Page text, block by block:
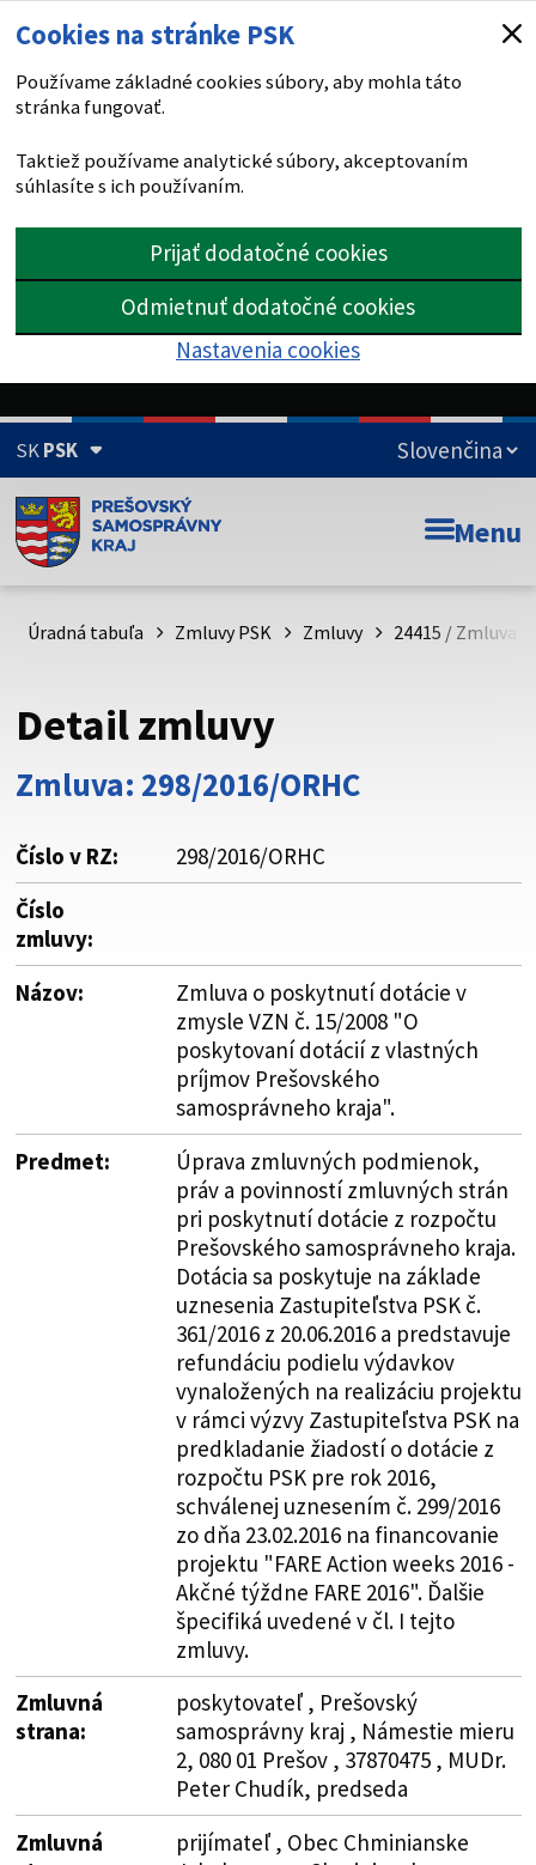
Cookies na stránke PSK
Používame základné cookies súbory, aby mohla táto
stránka fungovať.
Taktiež používame analytické súbory, akceptovaním
súhlasíte s ich používaním.
Prijať dodatočné cookies
Odmietnuť dodatočné cookies
Nastavenia cookies
SKPSK
Doména psk.sk je oficiálna
Toto je oficiálna webová stránka Prešovského
psk.sk.
Buďte pozorní a vždy sa uistite, že zdieľate informácie iba
cez zabezpečenú webovú stránku. Zabezpečená stránka
vždy začína https:// pred názvom domény webového sídla.
Menu
Úradná tabuľa Zmluvy PSK Zmluvy 24415 / Zmluva
Detail zmluvy
Zmluva: 298/2016/ORHC
Číslo v RZ:
298/2016/ORHC
Číslo
zmluvy:
Názov:
Zmluva o poskytnutí dotácie v
zmysle VZN č. 15/2008 "O
poskytovaní dotácií z vlastných
príjmov Prešovského
samosprávneho kraja".
Predmet:
Úprava zmluvných podmienok,
práv a povinností zmluvných strán
pri poskytnutí dotácie z rozpočtu
Prešovského samosprávneho kraja.
Dotácia sa poskytuje na základe
uznesenia Zastupiteľstva PSK č.
361/2016 z 20.06.2016 a predstavuje
refundáciu podielu výdavkov
vynaložených na realizáciu projektu
v rámci výzvy Zastupiteľstva PSK na
predkladanie žiadostí o dotácie z
rozpočtu PSK pre rok 2016,
schválenej uznesením č. 299/2016
zo dňa 23.02.2016 na financovanie
projektu "FARE Action weeks 2016 -
Akčné týždne FARE 2016". Ďalšie
špecifiká uvedené v čl. I tejto
zmluvy.
Zmluvná
strana:
poskytovateľ , Prešovský
samosprávny kraj , Námestie mieru
2, 080 01 Prešov , 37870475 , MUDr.
Peter Chudík, predseda
Zmluvná
prijímateľ , Obec Chminianske